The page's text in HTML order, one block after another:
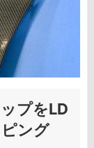
プをLD
ング